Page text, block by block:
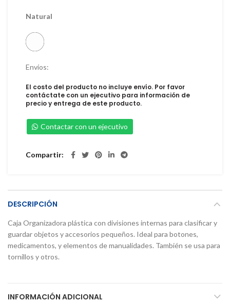
Natural
Envíos:
El costo del producto no incluye envío. Por favor
contáctate con un ejecutivo para información de
precio y entrega de este producto.
Contactar con un ejecutivo
Compartir
DESCRIPCIÓN
Caja Organizadora plástica con divisiones internas para clasificar y
guardar objetos y accesorios pequeños. Ideal para botones,
medicamentos, y elementos de manualidades. También se usa para
tornillos y otros.
INFORMACIÓN ADICIONAL